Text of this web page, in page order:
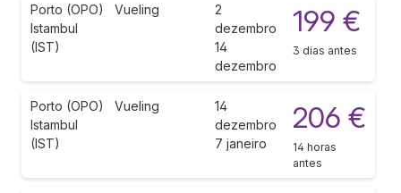
Porto (OPO)
Istambul
(IST)
Vueling
2
dezembro
14
dezembro
199 €
3 dias antes
Porto (OPO)
Istambul
(IST)
Vueling
14
dezembro
7 janeiro
206 €
14 horas
antes